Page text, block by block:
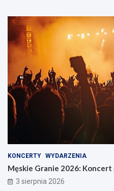
KONCERTY WYDARZENIA
Męskie Granie 2026:
3 sierpnia 2026